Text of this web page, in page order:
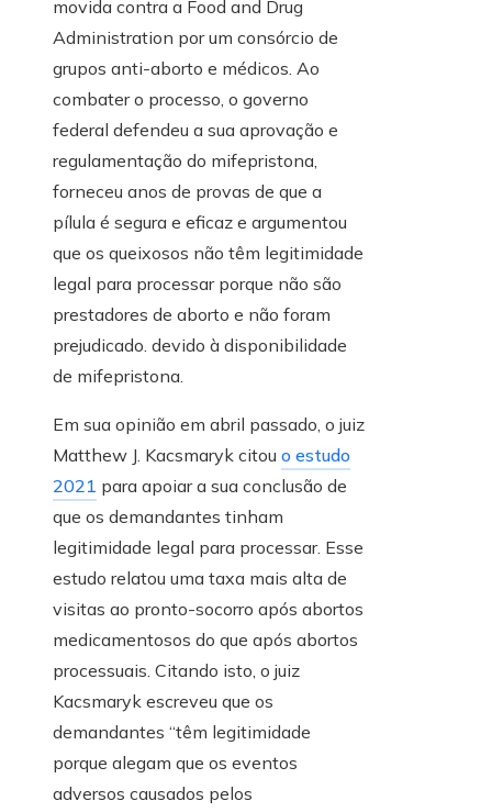
movida contra a Food and Drug
Administration por um consórcio de
grupos anti-aborto e médicos. Ao
combater o processo, o governo
federal defendeu a sua aprovação e
regulamentação do mifepristona,
forneceu anos de provas de que a
pílula é segura e eficaz e argumentou
que os queixosos não têm legitimidade
legal para processar porque não são
prestadores de aborto e não foram
prejudicado. devido à disponibilidade
de mifepristona.
Em sua opinião em abril passado, o juiz
Matthew J. Kacsmaryk citou o estudo
2021 para apoiar a sua conclusão de
que os demandantes tinham
legitimidade legal para processar. Esse
estudo relatou uma taxa mais alta de
visitas ao pronto-socorro após abortos
medicamentosos do que após abortos
processuais. Citando isto, o juiz
Kacsmaryk escreveu que os
demandantes “têm legitimidade
porque alegam que os eventos
adversos causados ​​pelos